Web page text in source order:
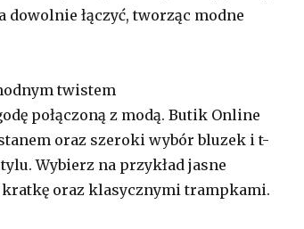
łączyć, tworząc modne
twistem
połączoną z modą. Butik Online
oraz szeroki wybór bluzek i t-
Wybierz na przykład jasne
kratkę oraz klasycznymi trampkami.